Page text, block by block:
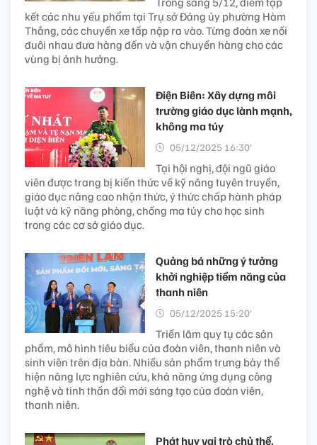
kết các nhu yếu phẩm tại Trụ sở Đảng ủy phường Hàm
Thắng, các chuyến xe tấp nập ra vào. Từng đoàn xe nối
đuôi nhau đưa hàng đến và vận chuyển hàng cho các
vùng bị ảnh hưởng.
Điện Biên: Xây dựng môi
trường giáo dục lành mạnh,
không ma túy
05/12/2025 16:30’
Tại hội nghị, đội ngũ giáo
viên được trang bị kiến thức về kỹ năng tuyên truyền,
giáo dục nâng cao nhận thức, ý thức chấp hành pháp
luật và kỹ năng phòng, chống ma túy cho học sinh
trong các cơ sở giáo dục.
Quảng bá những ý tưởng
khởi nghiệp tiềm năng của
thanh niên
05/12/2025 15:20’
Triển lãm quy tụ các sản
phẩm, mô hình tiêu biểu của đoàn viên, thanh niên và
sinh viên trên địa bàn. Nhiều sản phẩm trưng bày thể
hiện năng lực nghiên cứu, khả năng ứng dụng công
nghệ và tinh thần đổi mới sáng tạo của đoàn viên,
thanh niên.
Phát huy vai trò chủ thể,